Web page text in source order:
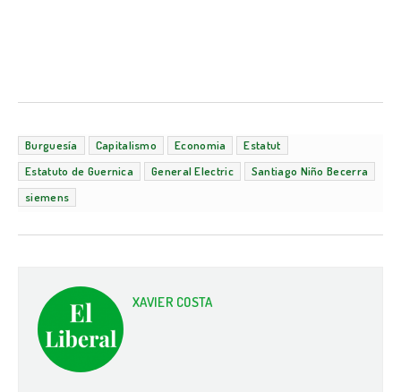
Burguesía Capitalismo Economia
Estatut
Estatuto de Guernica
General Electric
Santiago Niño Becerra
siemens
XAVIER COSTA